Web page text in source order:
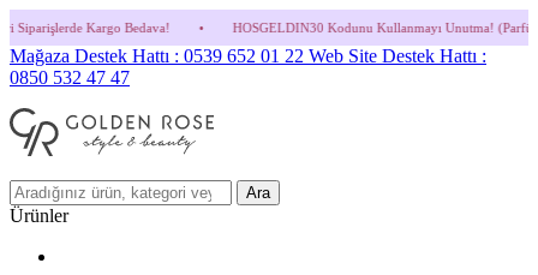
• HOSGELDIN30 Kodunu Kullanmayı Unutma! (Parfüm ve İndirimli
Mağaza Destek Hattı : 0539 652 01 22 Web Site Destek Hattı :
0850 532 47 47
Ara
Ürünler